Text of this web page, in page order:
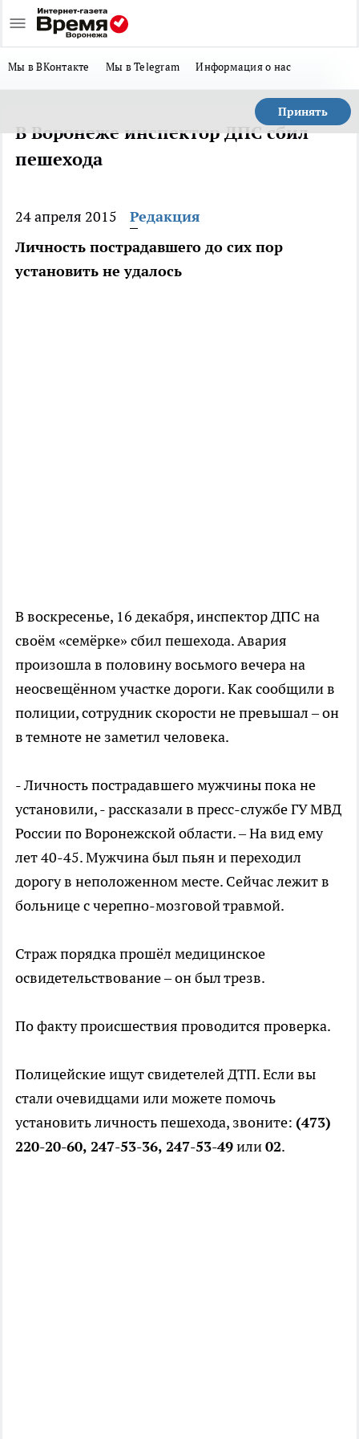
Мы в ВКонтакте Мы в Telegram Информация о нас
Принять
В Воронеже инспектор ДПС сбил
пешехода
24 апреля 2015
Редакция
Личность пострадавшего до сих пор
установить не удалось
В воскресенье, 16 декабря, инспектор ДПС на
своём «семёрке» сбил пешехода. Авария
произошла в половину восьмого вечера на
неосвещённом участке дороги. Как сообщили в
полиции, сотрудник скорости не превышал – он
в темноте не заметил человека.
- Личность пострадавшего мужчины пока не
установили, - рассказали в пресс-службе ГУ МВД
России по Воронежской области. – На вид ему
лет 40-45. Мужчина был пьян и переходил
дорогу в неположенном месте. Сейчас лежит в
больнице с черепно-мозговой травмой.
Страж порядка прошёл медицинское
освидетельствование – он был трезв.
По факту происшествия проводится проверка.
Полицейские ищут свидетелей ДТП. Если вы
стали очевидцами или можете помочь
установить личность пешехода, звоните: (473)
220-20-60, 247-53-36, 247-53-49или02.